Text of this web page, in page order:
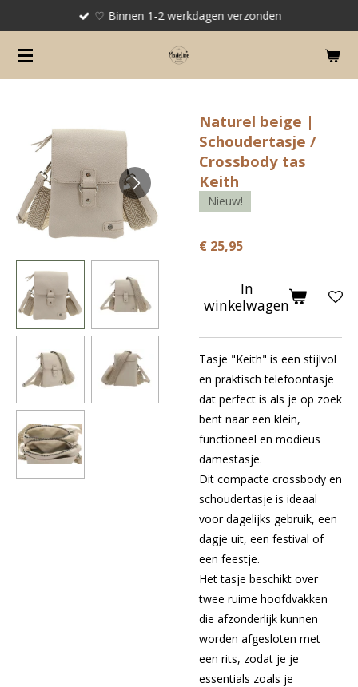
naar
de
♡ Binnen 1-2 werkdagen verzonden
Naturel beige |
Schoudertasje /
Crossbody tas
Keith
Nieuw!
€ 25,95
In
winkelwagen
Tasje "Keith" is een stijlvol
en praktisch telefoontasje
dat perfect is als je op zoek
bent naar een klein,
functioneel en modieus
damestasje.
Dit compacte crossbody en
schoudertasje is ideaal
voor dagelijks gebruik, een
dagje uit, een festival of
een feestje.
Het tasje beschikt over
twee ruime hoofdvakken
die afzonderlijk kunnen
worden afgesloten met
een rits, zodat je je
essentials zoals je